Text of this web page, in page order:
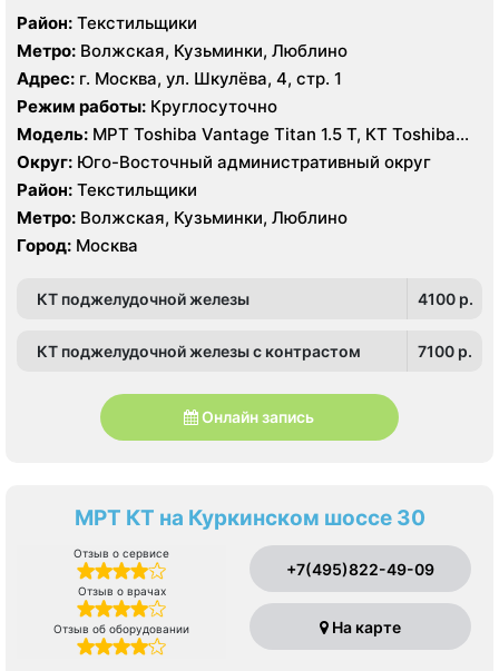
Район: Текстильщики
Метро: Волжская, Кузьминки, Люблино
Адрес: г. Москва, ул. Шкулёва, 4, стр. 1
Режим работы: Круглосуточно
Модель: МРТ Toshiba Vantage Titan 1.5 T, КТ Toshiba
Aquilion Prime 160 срезов, УЗИ
Округ: Юго-Восточный административный округ
Район: Текстильщики
Метро: Волжская, Кузьминки, Люблино
Город: Москва
КТ поджелудочной железы 4100 p.
КТ поджелудочной железы с контрастом 7100 p.
Онлайн запись
МРТ КТ на Куркинском шоссе 30
Отзыв о сервисе
Отзыв о врачах
Отзыв об оборудовании
+7(495)822-49-09
На карте